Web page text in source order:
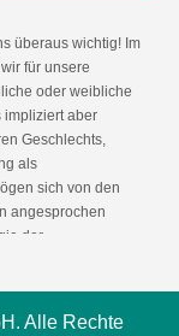
überaus wichtig! Im
für unsere
oder weibliche
impliziert aber
Geschlechts,
als
sich von den
angesprochen
der
Alle Rechte